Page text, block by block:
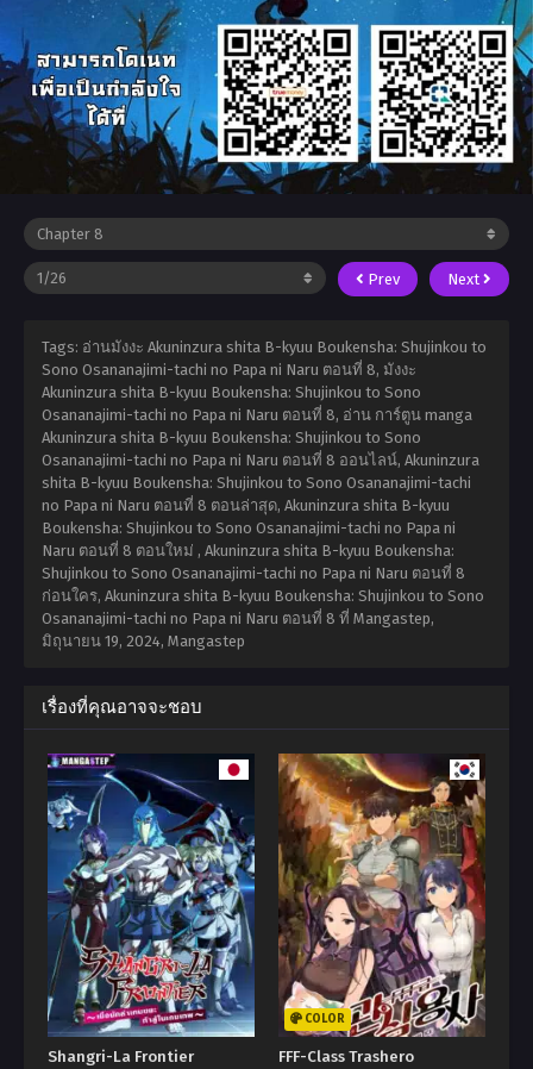
Prev Next
Tags: อ่านมังงะ Akuninzura shita B-kyuu Boukensha: Shujinkou to
Sono Osananajimi-tachi no Papa ni Naru ตอนที่ 8, มังงะ
Akuninzura shita B-kyuu Boukensha: Shujinkou to Sono
Osananajimi-tachi no Papa ni Naru ตอนที่ 8, อ่าน การ์ตูน manga
Akuninzura shita B-kyuu Boukensha: Shujinkou to Sono
Osananajimi-tachi no Papa ni Naru ตอนที่ 8 ออนไลน์, Akuninzura
shita B-kyuu Boukensha: Shujinkou to Sono Osananajimi-tachi
no Papa ni Naru ตอนที่ 8 ตอนล่าสุด, Akuninzura shita B-kyuu
Boukensha: Shujinkou to Sono Osananajimi-tachi no Papa ni
Naru ตอนที่ 8 ตอนใหม่ , Akuninzura shita B-kyuu Boukensha:
Shujinkou to Sono Osananajimi-tachi no Papa ni Naru ตอนที่ 8
ก่อนใคร, Akuninzura shita B-kyuu Boukensha: Shujinkou to Sono
Osananajimi-tachi no Papa ni Naru ตอนที่ 8 ที่ Mangastep,
มิถุนายน 19, 2024, Mangastep
เรื่องที่คุณอาจจะชอบ
Shangri-La Frontier
COLOR
FFF-Class Trashero